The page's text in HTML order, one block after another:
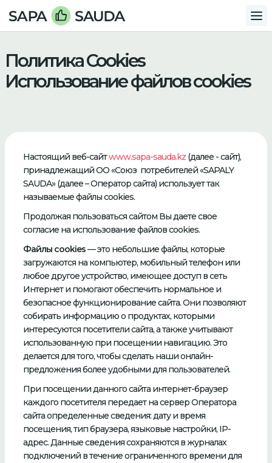
Политика Cookies
Использование файлов cookies
Настоящий веб-сайтwww.sapa-sauda.kz (далее - сайт),
принадлежащий ОО «Союз потребителей «SAPALY
SAUDA» (далее – Оператор сайта) использует так
называемые файлы сookies.
Продолжая пользоваться сайтом Вы даете свое
согласие на использование файлов cookies.
Файлы cookies— это небольшие файлы, которые
загружаются на компьютер, мобильный телефон или
любое другое устройство, имеющее доступ в сеть
Интернет и помогают обеспечить нормальное и
безопасное функционирование сайта. Они позволяют
собирать информацию о продуктах, которыми
интересуются посетители сайта, а также учитывают
использованную при посещении навигацию. Это
делается для того, чтобы сделать наши онлайн-
предложения более удобными для пользователей.
При посещении данного сайта интернет-браузер
каждого посетителя передает на сервер Оператора
сайта определенные сведения: дату и время
посещения, тип браузера, языковые настройки, IP-
адрес. Данные сведения сохраняются в журналах
подключений в течение ограниченного времени для